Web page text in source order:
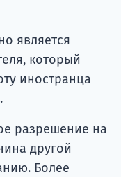
является
который
иностранца
разрешение на
другой
Более